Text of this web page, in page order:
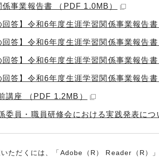
事業報告書 （PDF 1.0MB）
答】令和6年度生涯学習関係事業報告
答】令和6年度生涯学習関係事業報告
答】令和6年度生涯学習関係事業報告
答】令和6年度生涯学習関係事業報告
講座 （PDF 1.2MB）
委員・職員研修会における実践発表に
ただくには、「Adobe（R） Reader（R）